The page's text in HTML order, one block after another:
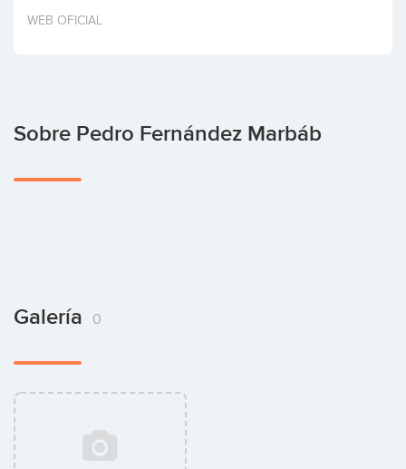
Invertir
WEB OFICIAL
Sobre Pedro Fernández Marbáb
Galería 0